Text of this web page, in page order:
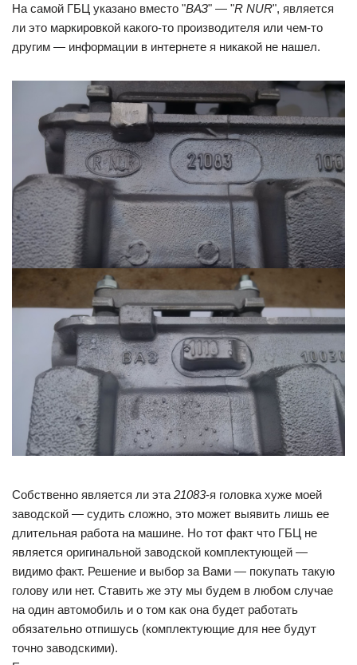
На самой ГБЦ указано вместо "ВАЗ" — "R NUR", является
ли это маркировкой какого-то производителя или чем-то
другим — информации в интернете я никакой не нашел.
Собственно является ли эта 21083-я головка хуже моей
заводской — судить сложно, это может выявить лишь ее
длительная работа на машине. Но тот факт что ГБЦ не
является оригинальной заводской комплектующей —
видимо факт. Решение и выбор за Вами — покупать такую
голову или нет. Ставить же эту мы будем в любом случае
на один автомобиль и о том как она будет работать
обязательно отпишусь (комплектующие для нее будут
точно заводскими).